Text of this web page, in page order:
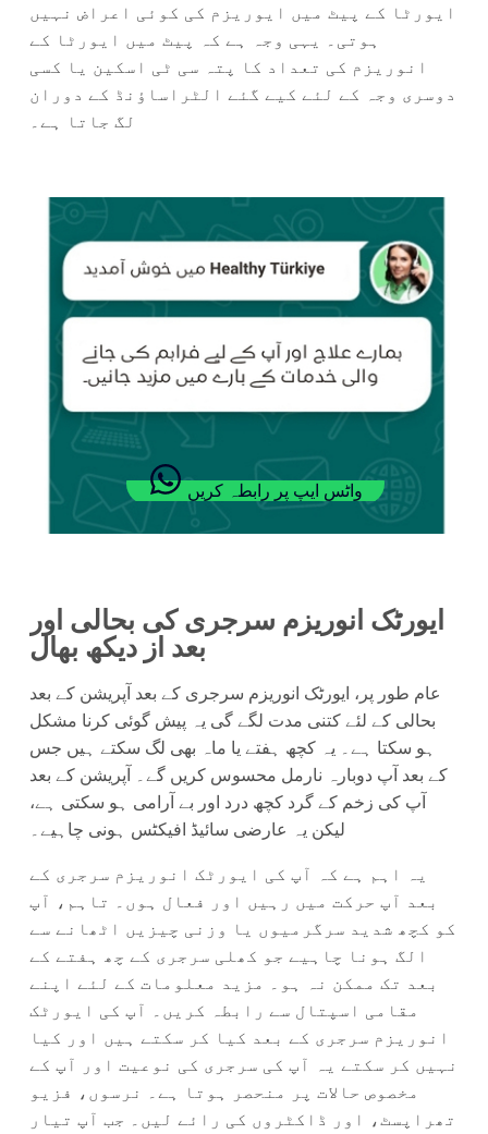
ایورٹا کے پیٹ میں ایوریزم کی کوئی اعراض نہیں
ہوتی۔ یہی وجہ ہے کہ پیٹ میں ایورٹا کے
انوریزم کی تعداد کا پتہ سی ٹی اسکین یا کسی
دوسری وجہ کے لئے کیے گئے الٹراساؤنڈ کے دوران
لگ جاتا ہے۔
واٹس ایپ پر رابطہ کریں
ایورٹک انوریزم سرجری کی بحالی اور
بعد از دیکھ بھال
عام طور پر، ایورٹک انوریزم سرجری کے بعد آپریشن کے بعد
بحالی کے لئے کتنی مدت لگے گی یہ پیش گوئی کرنا مشکل
ہو سکتا ہے۔ یہ کچھ ہفتے یا ماہ بھی لگ سکتے ہیں جس
کے بعد آپ دوبارہ نارمل محسوس کریں گے۔ آپریشن کے بعد
آپ کی زخم کے گرد کچھ درد اور بے آرامی ہو سکتی ہے،
لیکن یہ عارضی سائیڈ افیکٹس ہونی چاہیے۔
یہ اہم ہے کہ آپ کی ایورٹک انوریزم سرجری کے
بعد آپ حرکت میں رہیں اور فعال ہوں۔ تاہم، آپ
کو کچھ شدید سرگرمیوں یا وزنی چیزیں اٹھانے سے
الگ ہونا چاہیے جو کھلی سرجری کے چھ ہفتے کے
بعد تک ممکن نہ ہو۔ مزید معلومات کے لئے اپنے
مقامی اسپتال سے رابطہ کریں۔ آپ کی ایورٹک
انوریزم سرجری کے بعد کیا کر سکتے ہیں اور کیا
نہیں کر سکتے یہ آپ کی سرجری کی نوعیت اور آپ کے
مخصوص حالات پر منحصر ہوتا ہے۔ نرسوں، فزیو
تھراپسٹ، اور ڈاکٹروں کی رائے لیں۔ جب آپ تیار